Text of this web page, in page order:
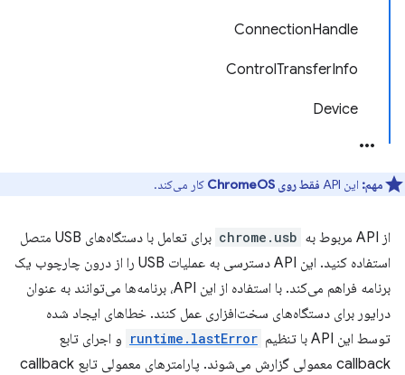
ConnectionHandle
ControlTransferInfo
Device
مهم: این API فقط روی ChromeOS کار می‌کند.
از API مربوط به chrome.usb
برای تعامل با دستگاه‌های USB متصل
استفاده کنید. این API دسترسی به عملیات USB را از درون چارچوب یک
برنامه فراهم می‌کند. با استفاده از این API، برنامه‌ها می‌توانند به عنوان
درایور برای دستگاه‌های سخت‌افزاری عمل کنند. خطاهای ایجاد شده
توسط این API با تنظیم
runtime.lastError و اجرای تابع
callback معمولی گزارش می‌شوند. پارامترهای معمولی تابع callback